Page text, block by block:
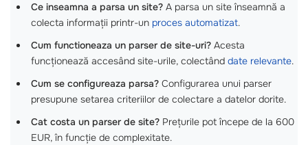
Ce inseamna a parsa un site? A parsa un site înseamnă a
colecta informații printr-un proces automatizat.
Cum functioneaza un parser de site-uri? Acesta
funcționează accesând site-urile, colectând date relevante.
Cum se configureaza parsa? Configurarea unui parser
presupune setarea criteriilor de colectare a datelor dorite.
Cat costa un parser de site? Prețurile pot începe de la 600
EUR, în funcție de complexitate.